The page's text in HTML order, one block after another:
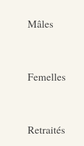
Mâles
Femelles
Retraités